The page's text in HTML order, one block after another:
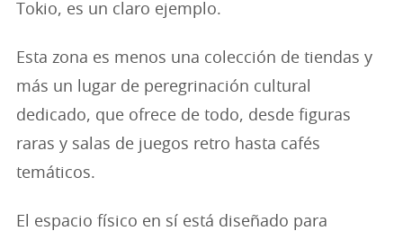
Tokio, es un claro ejemplo.
Esta zona es menos una colección de tiendas y
más un lugar de peregrinación cultural
dedicado, que ofrece de todo, desde figuras
raras y salas de juegos retro hasta cafés
temáticos.
El espacio físico en sí está diseñado para